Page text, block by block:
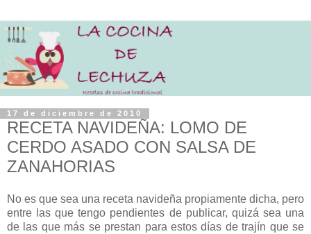
17 de diciembre de 2010
RECETA NAVIDEÑA: LOMO DE
CERDO ASADO CON SALSA DE
ZANAHORIAS
No es que sea una receta navideña propiamente dicha, pero
entre las que tengo pendientes de publicar, quizá sea una
de las que más se prestan para estos días de trajín que se